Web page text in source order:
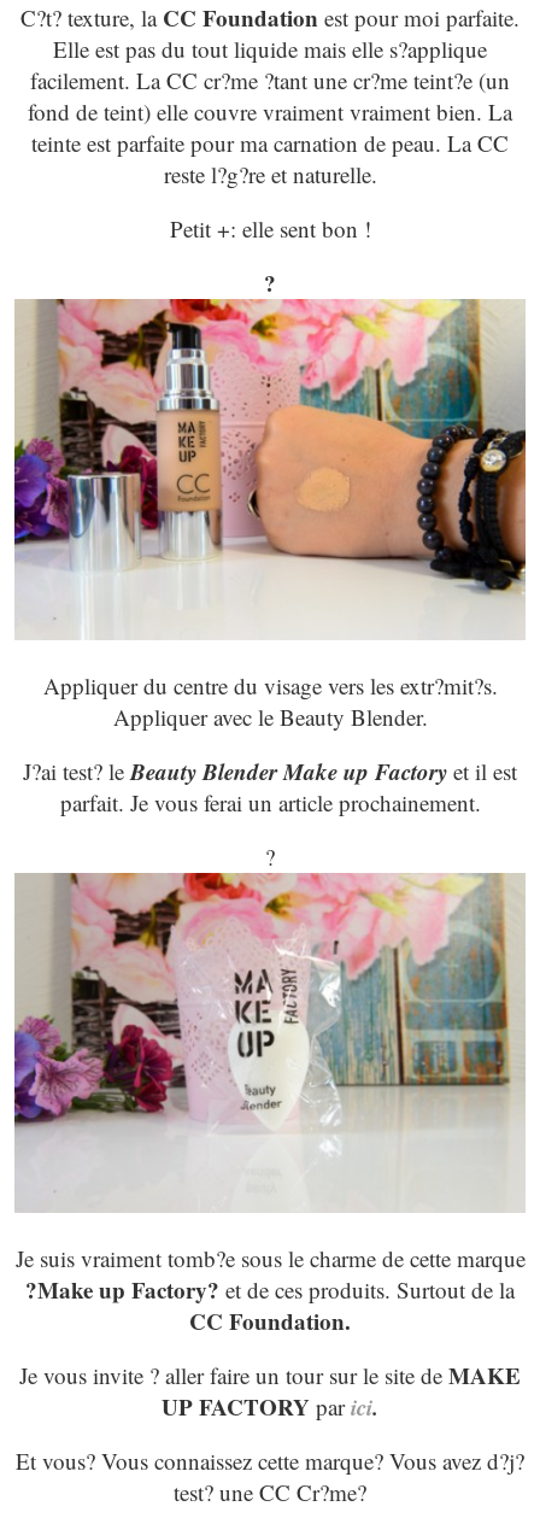
C?t? texture, la CC Foundation est pour moi parfaite.
Elle est pas du tout liquide mais elle s?applique
facilement. La CC cr?me ?tant une cr?me teint?e (un
fond de teint) elle couvre vraiment vraiment bien. La
teinte est parfaite pour ma carnation de peau. La CC
reste l?g?re et naturelle.
Petit +: elle sent bon !
?
Appliquer du centre du visage vers les extr?mit?s.
Appliquer avec le Beauty Blender.
J?ai test? le Beauty Blender Make up Factory et il est
parfait. Je vous ferai un article prochainement.
?
Je suis vraiment tomb?e sous le charme de cette marque
?Make up Factory? et de ces produits. Surtout de la
CC Foundation.
Je vous invite ? aller faire un tour sur le site de MAKE
UP FACTORY parici.
Et vous? Vous connaissez cette marque? Vous avez d?j?
test? une CC Cr?me?